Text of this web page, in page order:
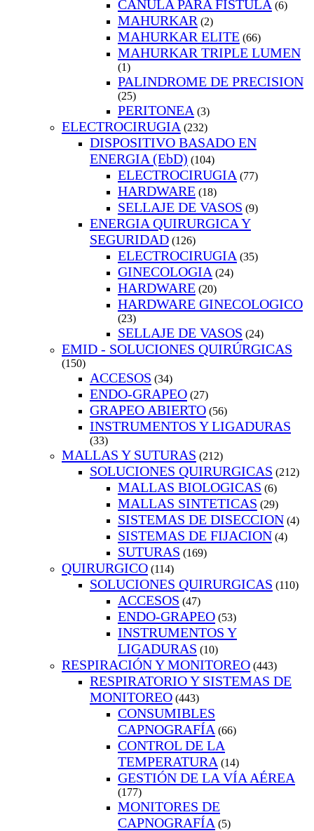
CANULA PARA FISTULA (6)
MAHURKAR (2)
MAHURKAR ELITE (66)
MAHURKAR TRIPLE LUMEN
(1)
PALINDROME DE PRECISION
(25)
PERITONEA (3)
ELECTROCIRUGIA (232)
DISPOSITIVO BASADO EN
ENERGIA (EbD) (104)
ELECTROCIRUGIA (77)
HARDWARE (18)
SELLAJE DE VASOS (9)
ENERGIA QUIRURGICA Y
SEGURIDAD (126)
ELECTROCIRUGIA (35)
GINECOLOGIA (24)
HARDWARE (20)
HARDWARE GINECOLOGICO
(23)
SELLAJE DE VASOS (24)
EMID - SOLUCIONES QUIRÚRGICAS
(150)
ACCESOS (34)
ENDO-GRAPEO (27)
GRAPEO ABIERTO (56)
INSTRUMENTOS Y LIGADURAS
(33)
MALLAS Y SUTURAS (212)
SOLUCIONES QUIRURGICAS (212)
MALLAS BIOLOGICAS (6)
MALLAS SINTETICAS (29)
SISTEMAS DE DISECCION (4)
SISTEMAS DE FIJACION (4)
SUTURAS (169)
QUIRURGICO (114)
SOLUCIONES QUIRURGICAS (110)
ACCESOS (47)
ENDO-GRAPEO (53)
INSTRUMENTOS Y
LIGADURAS (10)
RESPIRACIÓN Y MONITOREO (443)
RESPIRATORIO Y SISTEMAS DE
MONITOREO (443)
CONSUMIBLES
CAPNOGRAFÍA (66)
CONTROL DE LA
TEMPERATURA (14)
GESTIÓN DE LA VÍA AÉREA
(177)
MONITORES DE
CAPNOGRAFÍA (5)